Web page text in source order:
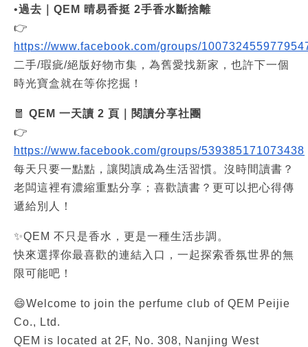
•過去｜QEM 晴易香挺 2手香水斷捨離
https://www.facebook.com/groups/
二手/瑕疵/絕版好物市集，為舊愛找新家，也許下一個
時光寶盒就在等你挖掘！
🧧
QEM 一天讀 2 頁｜閱讀分享社團
https://www.facebook.com/groups/539385171073438
每天只要一點點，讓閱讀成為生活習慣。沒時間讀書？
老闆這裡有濃縮重點分享；喜歡讀書？更可以把心得傳
遞給別人！
✨QEM 不只是香水，更是一種生活步調。
快來選擇你最喜歡的連結入口，一起探索香氛世界的無
限可能吧！
😄Welcome to join the perfume club of QEM Peijie
Co., Ltd.
QEM is located at 2F, No. 308, Nanjing West